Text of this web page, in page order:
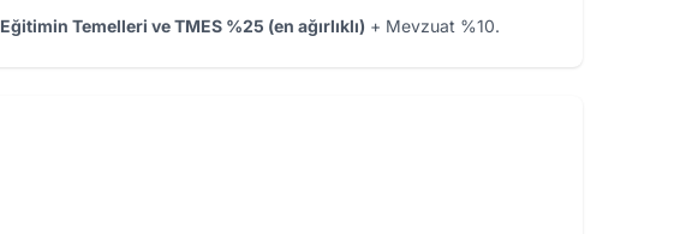
Eğitimin Temelleri ve TMES %25 (en ağırlıklı) + Mevzuat %10.